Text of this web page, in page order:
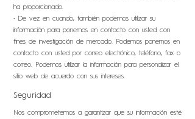
ha proporcionado.
• De vez en cuando, también podemos utilizar su
información para ponernos en contacto con usted con
fines de investigación de mercado. Podemos ponernos en
contacto con usted por correo electrónico, teléfono, fax o
correo. Podemos utilizar la información para personalizar el
sitio web de acuerdo con sus intereses.
Seguridad
Nos comprometemos a garantizar que su información esté